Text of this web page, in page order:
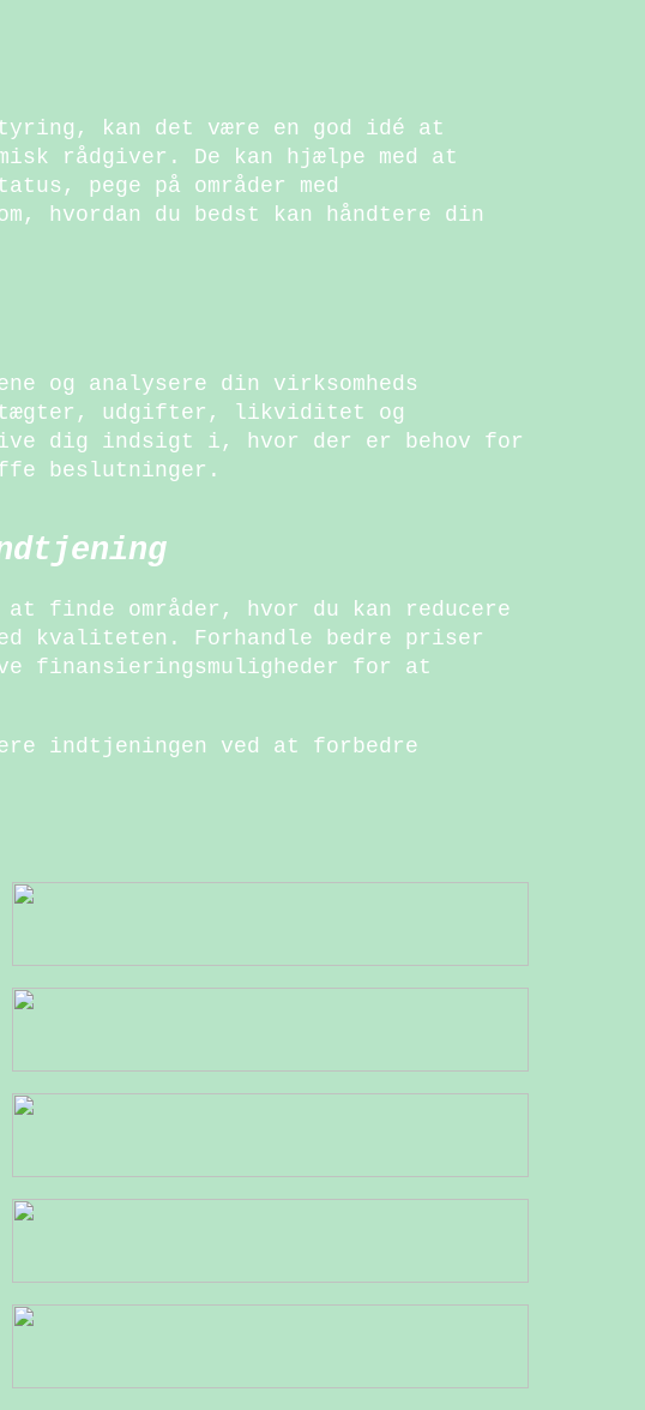
kan det være en god idé at
rådgiver. De kan hjælpe med at
pege på områder med
hvordan du bedst kan håndtere din
og analysere din virksomheds
udgifter, likviditet og
dig indsigt i, hvor der er behov for
beslutninger.
finde områder, hvor du kan reducere
kvaliteten. Forhandle bedre priser
finansieringsmuligheder for at
indtjeningen ved at forbedre